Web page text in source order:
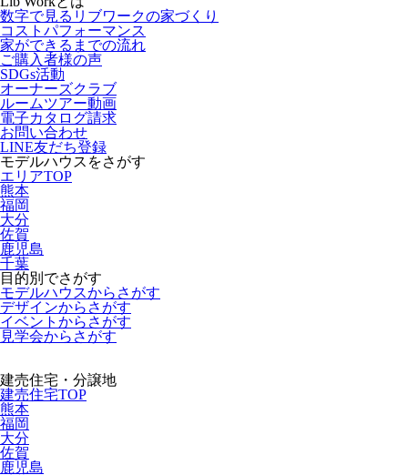
数字で見るリブワークの家づくり
コストパフォーマンス
家ができるまでの流れ
ご購入者様の声
SDGs活動
オーナーズクラブ
ルームツアー動画
電子カタログ請求
お問い合わせ
LINE友だち登録
モデルハウスをさがす
エリアTOP
熊本
福岡
大分
佐賀
鹿児島
千葉
目的別でさがす
モデルハウスからさがす
デザインからさがす
イベントからさがす
見学会からさがす
建売住宅・分譲地
建売住宅TOP
熊本
福岡
大分
佐賀
鹿児島